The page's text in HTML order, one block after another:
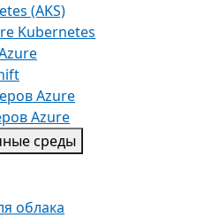
(AKS)
Kubernetes
Azure
Azure
среды
облака